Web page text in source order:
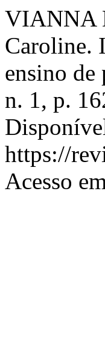
VIANNA
Caroline.
ensino
n. 1, p.
https://
Acesso